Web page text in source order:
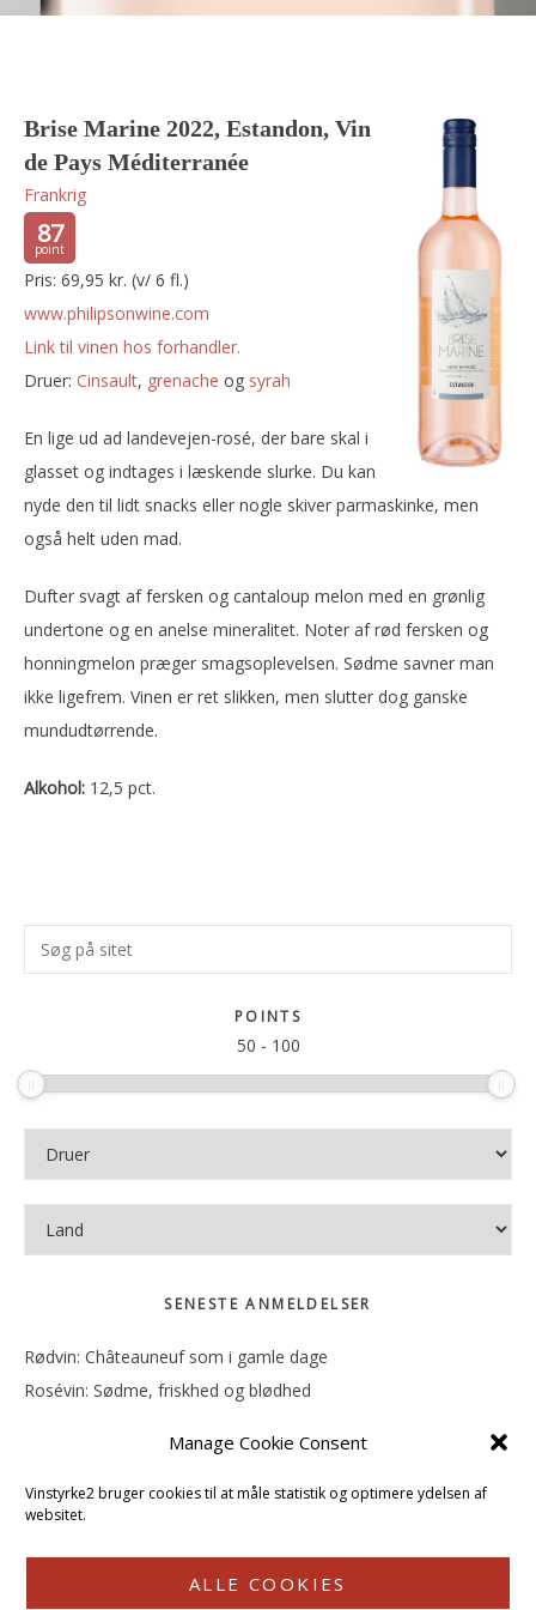
Manage Cookie Consent
Vinstyrke2 bruger cookies til at måle statistik og optimere ydelsen af
websitet.
ALLE COOKIES
Brise Marine 2022, Estandon, Vin
de Pays Méditerranée
Frankrig
87
Pris: 69,95 kr. (v/ 6 fl.)
www.philipsonwine.com
Link til vinen hos forhandler.
Druer:
cinsault, grenache og syrah
En lige ud ad landevejen-rosé, der bare skal i
glasset og indtages i læskende slurke. Du kan
nyde den til lidt snacks eller nogle skiver parmaskinke, men
også helt uden mad.
Dufter svagt af fersken og cantaloup melon med en grønlig
undertone og en anelse mineralitet. Noter af rød fersken og
honningmelon præger smagsoplevelsen. Sødme savner man
ikke ligefrem. Vinen er ret slikken, men slutter dog ganske
mundudtørrende.
Alkohol: 12,5 pct.
Primær
Sidebar
Søg
på
POINTS
50 - 100
SENESTE ANMELDELSER
Rødvin: Châteauneuf som i gamle dage
Rosévin: Sødme, friskhed og blødhed
Rosévin: Forfriskende bagatel
Rosévin: Sødmen hænger i munden